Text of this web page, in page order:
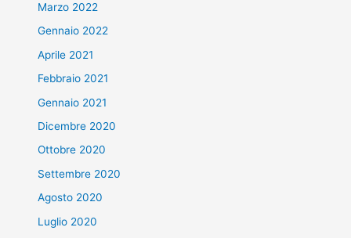
Marzo 2022
Gennaio 2022
Aprile 2021
Febbraio 2021
Gennaio 2021
Dicembre 2020
Ottobre 2020
Settembre 2020
Agosto 2020
Luglio 2020